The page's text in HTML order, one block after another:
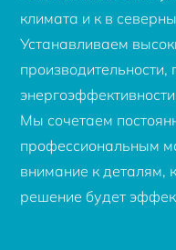
климата и к в
Устанавливаем
производительности,
Мы сочетаем
профессиональным
внимание к деталям,
решение будет